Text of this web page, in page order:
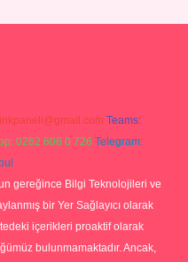
Teams:
0262 606 0 726 Telegram:
gereğince Bilgi Teknolojileri ve
bir Yer Sağlayıcı olarak
içerikleri proaktif olarak
bulunmamaktadır. Ancak,